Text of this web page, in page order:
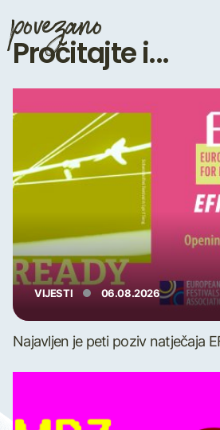
povezano
Pročitajte i...
VIJESTI 06.08.2026
Najavljen je peti poziv natječaja